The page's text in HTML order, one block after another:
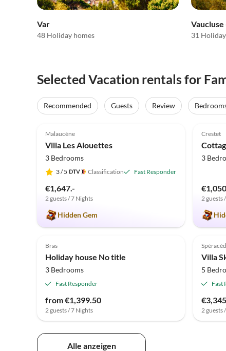
Var
48 Holiday homes 31
Selected Vacation rentals for
Recommended Guests Review
Top-Listing
Malaucène
Villa Les Alouettes
3 Bedrooms
3/ 5 Classification Fast Responder
€1,647.-
2 guests / 7 Nights
Hidden Gem
Crestet
3
2 guests
Top-Listing
Bras
Holiday house No title
3 Bedrooms
Fast Responder
from €1,399.50
2 guests / 7 Nights
Villa
5
Fast
2 guests
Alle anzeigen